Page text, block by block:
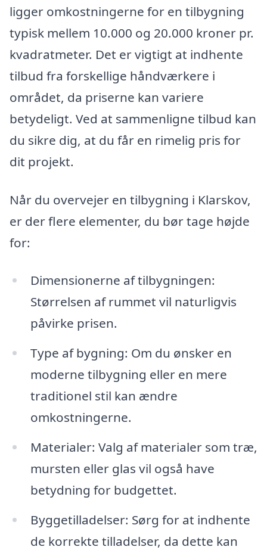
ligger omkostningerne for en tilbygning
typisk mellem 10.000 og 20.000 kroner pr.
kvadratmeter. Det er vigtigt at indhente
tilbud fra forskellige håndværkere i
området, da priserne kan variere
betydeligt. Ved at sammenligne tilbud kan
du sikre dig, at du får en rimelig pris for
dit projekt.
Når du overvejer en tilbygning i Klarskov,
er der flere elementer, du bør tage højde
for:
Dimensionerne af tilbygningen:
Størrelsen af rummet vil naturligvis
påvirke prisen.
Type af bygning: Om du ønsker en
moderne tilbygning eller en mere
traditionel stil kan ændre
omkostningerne.
Materialer: Valg af materialer som træ,
mursten eller glas vil også have
betydning for budgettet.
Byggetilladelser: Sørg for at indhente
de korrekte tilladelser, da dette kan